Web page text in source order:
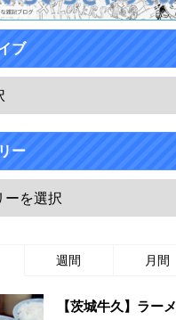
ブ
ー
週間 月間
【茨城牛久】ラーメ